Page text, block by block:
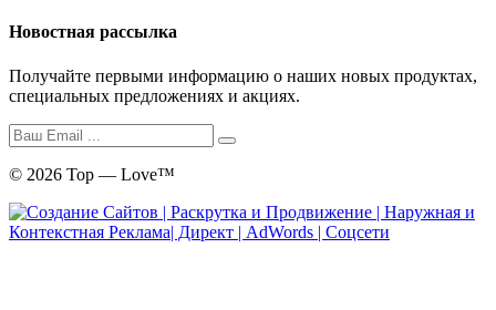
Новостная рассылка
Получайте первыми информацию о наших новых продуктах,
специальных предложениях и акциях.
© 2026 Top — Love™